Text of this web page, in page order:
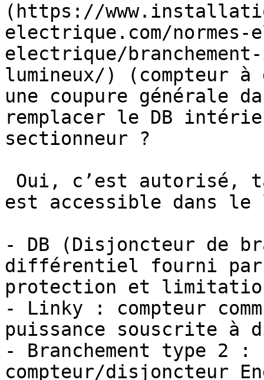
(https://
electrique.com/
electrique/
lumineux/) (compteur
une coupure générale
remplacer le DB
sectionneur ?
est accessible dans le
- DB (Disjoncteur de
différentiel fourni par
protection et
- Linky : compteur
puissance souscrite à
- Branchement type 2
compteur/disjoncteur